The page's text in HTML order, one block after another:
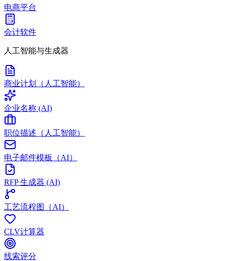
电商平台
会计软件
人工智能与生成器
商业计划（人工智能）
企业名称 (AI)
职位描述（人工智能）
电子邮件模板（AI）
RFP 生成器 (AI)
工艺流程图（AI）
CLV计算器
线索评分